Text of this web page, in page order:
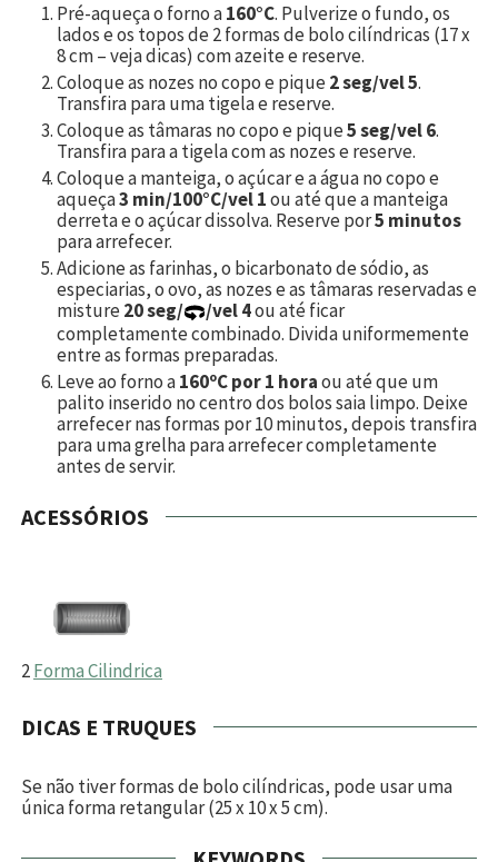
Pré-aqueça o forno a160°C. Pulverize o fundo, os
lados e os topos de 2 formas de bolo cilíndricas (17 x
8 cm – veja dicas) com azeite e reserve.
Coloque as nozes no copo e pique2 seg/vel 5.
Transfira para uma tigela e reserve.
Coloque as tâmaras no copo e pique5 seg/vel 6.
Transfira para a tigela com as nozes e reserve.
Coloque a manteiga, o açúcar e a água no copo e
aqueça3 min/100°C/vel 1ou até que a manteiga
derreta e o açúcar dissolva. Reserve por5 minutos
para arrefecer.
Adicione as farinhas, o bicarbonato de sódio, as
especiarias, o ovo, as nozes e as tâmaras reservadas e
misture20 seg/ /vel 4ou até ficar
completamente combinado. Divida uniformemente
entre as formas preparadas.
Leve ao forno a160ºC por 1 horaou até que um
palito inserido no centro dos bolos saia limpo. Deixe
arrefecer nas formas por 10 minutos, depois transfira
para uma grelha para arrefecer completamente
antes de servir.
ACESSÓRIOS
2Forma Cilindrica
DICAS E TRUQUES
Se não tiver formas de bolo cilíndricas, pode usar uma
única forma retangular (25 x 10 x 5 cm).